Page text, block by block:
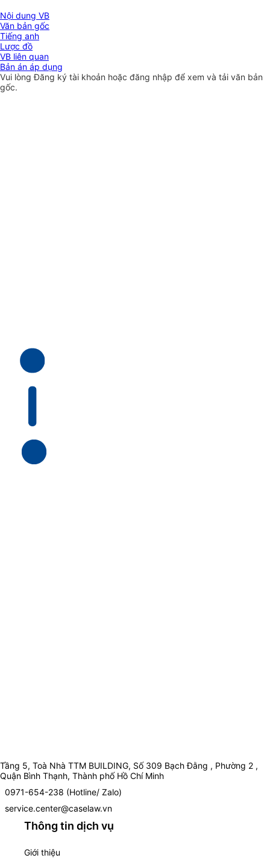
Nội dung VB
Văn bản gốc
Tiếng anh
Lược đồ
VB liên quan
Bản án áp dụng
Vui lòngĐăng ký tài khoản hoặc đăng nhập để xem và tải văn bản
gốc.
Tầng 5, Toà Nhà TTM BUILDING, Số 309 Bạch Đằng , Phường 2 ,
Quận Bình Thạnh, Thành phố Hồ Chí Minh
0971-654-238 (Hotline/ Zalo)
service.center@caselaw.vn
Thông tin dịch vụ
Giới thiệu